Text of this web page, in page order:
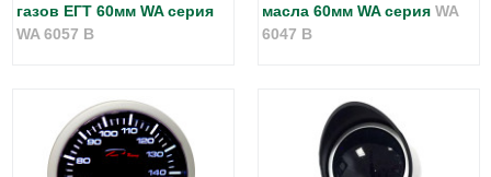
газов ЕГТ 60мм WA серия
WA 6057 B
масла 60мм WA серия WA
6047 B